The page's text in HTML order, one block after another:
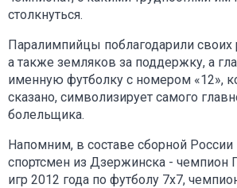
столкнуться.
Паралимпийцы поблагодарили своих
а также земляков за поддержку, а
именную футболку с номером «12»,
сказано, символизирует самого
болельщика.
Напомним, в составе сборной России
спортсмен из Дзержинска - чемпион
игр 2012 года по футболу 7x7,